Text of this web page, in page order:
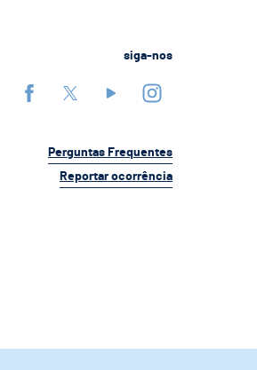
siga-nos
Perguntas Frequentes
Reportar ocorrência